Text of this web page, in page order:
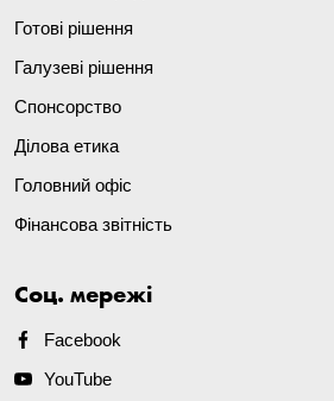
Готові рішення
Галузеві рішення
Спонсорство
Ділова етика
Головний офіс
Фінансова звітність
Соц. мережі
Facebook
YouTube